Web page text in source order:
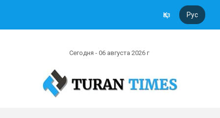
Қаз Рус
Сегодня - 06 августа 2026 г